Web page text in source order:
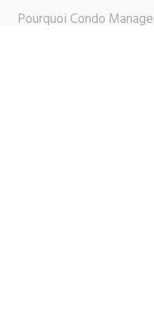
Pourquoi Condo